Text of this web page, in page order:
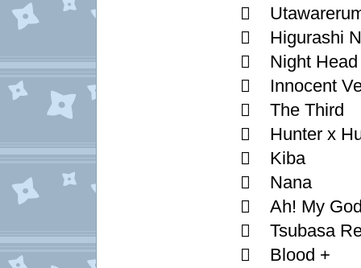

 Higurashi
 Night Head
 Innocent
 The Third
 Hunter x
 Kiba
 Nana
 Ah! My
 Tsubasa
 Blood +